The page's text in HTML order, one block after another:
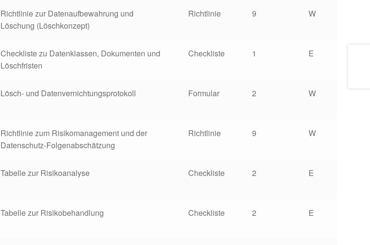
Richtlinie zur Datenaufbewahrung und
Löschung (Löschkonzept)
Richtlinie 9 W
Checkliste zu Datenklassen, Dokumenten und
Löschfristen
Checkliste 1 E
Lösch- und Datenvernichtungsprotokoll Formular 2 W
Richtlinie zum Risikomanagement und der
Datenschutz-Folgenabschätzung
Richtlinie 9 W
Tabelle zur Risikoanalyse Checkliste 2 E
Tabelle zur Risikobehandlung Checkliste 2 E